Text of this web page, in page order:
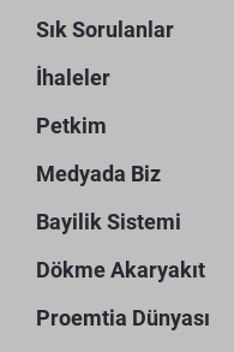
Sık Sorulanlar
İhaleler
Petkim
Medyada Biz
Bayilik Sistemi
Dökme Akaryakıt
Proemtia Dünyası